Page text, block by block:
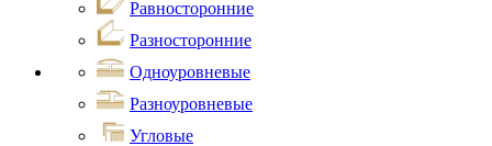
Равносторонние
Разносторонние
Одноуровневые
Разноуровневые
Угловые